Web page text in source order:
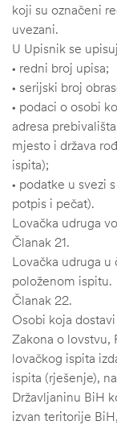
koji su označeni
uvezani.
U Upisnik se
• redni broj upisa;
• serijski broj
• podaci o osobi
adresa
mjesto i država
ispita);
• podatke u svezi
potpis i pečat).
Lovačka udruga
Članak 21.
Lovačka udruga
položenom ispitu.
Članak 22.
Osobi koja
Zakona o lovstvu,
lovačkog ispita
ispita (rješenje),
Državljaninu BiH
izvan teritorije